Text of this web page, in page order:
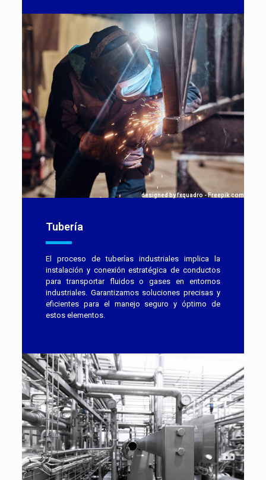
designed by fxquadro - Freepik.com
Tubería
El proceso de tuberías industriales implica la
instalación y conexión estratégica de conductos
para transportar fluidos o gases en entornos
industriales. Garantizamos soluciones precisas y
eficientes para el manejo seguro y óptimo de
estos elementos.